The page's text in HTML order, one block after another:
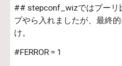
## stepconf_wizではプーリ
プやら入れましたが、最終
け。
#FERROR = 1